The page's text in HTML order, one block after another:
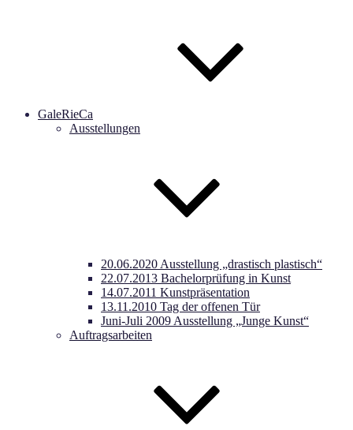
GaleRieCa
Ausstellungen
20.06.2020 Ausstellung „drastisch plastisch“
22.07.2013 Bachelorprüfung in Kunst
14.07.2011 Kunstpräsentation
13.11.2010 Tag der offenen Tür
Juni-Juli 2009 Ausstellung „Junge Kunst“
Auftragsarbeiten